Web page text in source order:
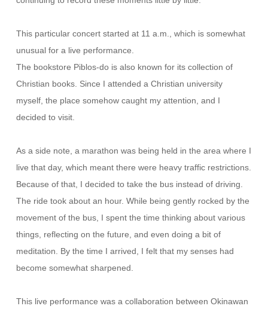
This particular concert started at 11 a.m., which is somewhat
unusual for a live performance.
The bookstore Piblos-do is also known for its collection of
Christian books. Since I attended a Christian university
myself, the place somehow caught my attention, and I
decided to visit.
As a side note, a marathon was being held in the area where I
live that day, which meant there were heavy traffic restrictions.
Because of that, I decided to take the bus instead of driving.
The ride took about an hour. While being gently rocked by the
movement of the bus, I spent the time thinking about various
things, reflecting on the future, and even doing a bit of
meditation. By the time I arrived, I felt that my senses had
become somewhat sharpened.
This live performance was a collaboration between Okinawan